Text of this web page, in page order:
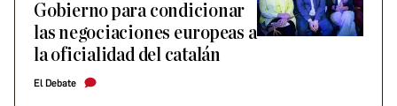
Gobierno para condicionar
las negociaciones europeas a
la oficialidad del catalán
El Debate